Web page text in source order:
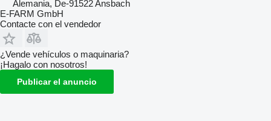
Alemania, De-91522 Ansbach
E-FARM GmbH
Contacte con el vendedor
¿Vende vehículos o maquinaria?
¡Hagalo con nosotros!
Publicar el anuncio